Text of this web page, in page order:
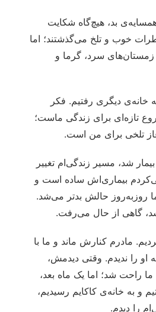
بد، هیچ‌گاه شکایت
خوب و تلخ می‌گذشتند؛ اما
سرد، گرما و
دیگری رفتیم. فکر
تازه‌ای برای زندگی‌ ماست؛
تلخی برای من است.
شد، مسیر زندگی‌ام تغییر
بیماری‌اش ساده است و
روزبه‌روز حالش بدتر می‌شد.
گاهی از حال می‌رفت.
مادرم کنارش ماند و ما با
او را ندیدم. وقتی دیدمش،
راحت شد؛ اما یک ماه بعد،
و به خانه‌ی کاکایم رسیدیم،
را دیدم.